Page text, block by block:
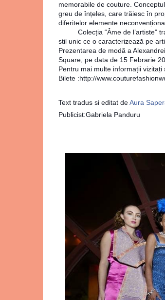
memorabile de couture.
greu de înțeles, care trăiesc în
diferitelor elemente
Colecția “Âme de l’artiste”
stil unic ce o caracterizează pe
Prezentarea de modă a
Square, pe data de 15 Febrarie
Pentru mai multe informații
Bilete :http://
Text tradus si editat deAura
Publicist:Gabriela Panduru